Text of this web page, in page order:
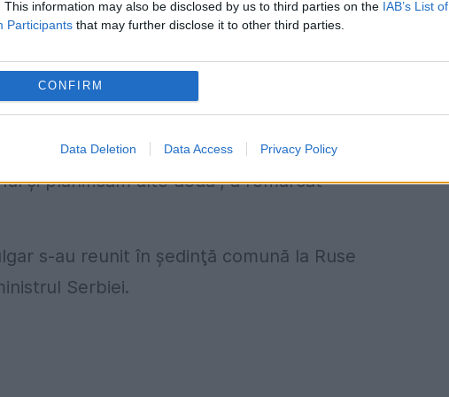
This information may also be disclosed by us to third parties on the IAB’s List of
Participants that may further disclose it to other third parties.
CONFIRM
Data Deletion Data Access Privacy Policy
declarat că România şi Bulgaria au un
comune. În trecut, dura sute de ani
şi planificăm alte două", a remarcat
s-au reunit în şedinţă comună la Ruse
Serbiei.